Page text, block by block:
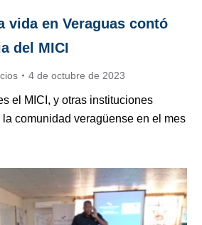
vida en Veraguas contó
del MICI
4 de octubre de 2023
el MICI, y otras instituciones
comunidad veragüense en el mes